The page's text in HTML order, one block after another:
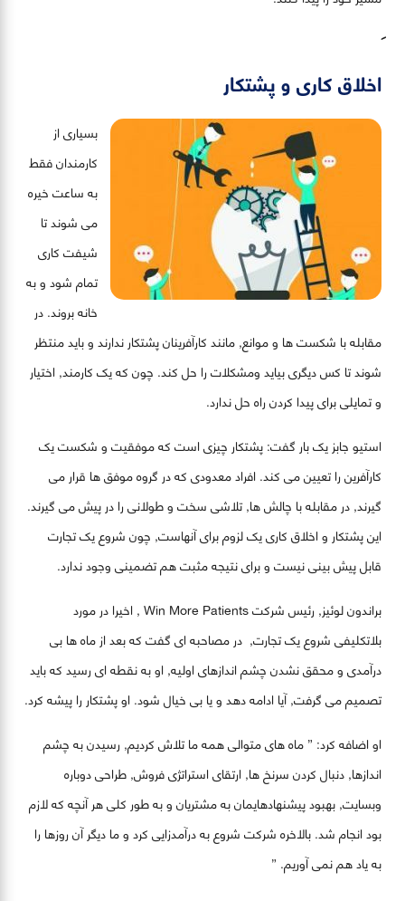
اخلاق کاری و پشتکار
بسیاری از
کارمندان فقط
به ساعت خیره
می شوند تا
شیفت کاری
تمام شود و به
خانه بروند. در
مقابله با شکست ها و موانع, مانند کارآفرینان پشتکار ندارند و باید منتظر
شوند تا کس دیگری بیاید ومشکلات را حل کند. چون که یک کارمند, اختیار
و تمایلی برای پیدا کردن راه حل ندارد.
استیو جابز یک بار گفت: پشتکار چیزی است که موفقیت و شکست یک
کارآفرین را تعیین می کند. افراد معدودی که در گروه موفق ها قرار می
گیرند, در مقابله با چالش ها, تلاشی سخت و طولانی را در پیش می گیرند.
این پشتکار و اخلاق کاری یک لزوم برای آنهاست, چون شروع یک تجارت
قابل پیش بینی نیست و برای نتیجه مثبت هم تضمینی وجود ندارد.
براندون لوئیز, رئیس شرکت Win More Patients , اخیرا در مورد
بلاتکلیفی شروع یک تجارت, در مصاحبه ای گفت که بعد از ماه ها بی
درآمدی و محقق نشدن چشم اندازهای اولیه, او به نقطه ای رسید که باید
تصمیم می گرفت, آیا ادامه دهد و یا بی خیال شود. او پشتکار را پیشه کرد.
او اضافه کرد: ” ماه های متوالی همه ما تلاش کردیم, رسیدن به چشم
اندازها, دنبال کردن سرنخ ها, ارتقای استراتژی فروش, طراحی دوباره
وبسایت, بهبود پیشنهادهایمان به مشتریان و به طور کلی هر آنچه که لازم
بود انجام شد. بالاخره شرکت شروع به درآمدزایی کرد و ما دیگر آن روزها را
به یاد هم نمی آوریم. ”